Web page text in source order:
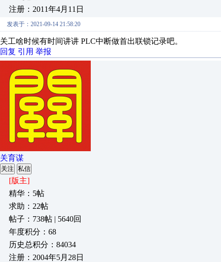
注册：2011年4月11日
发表于：2021-09-14 21:58:20
关工啥时候有时间讲讲 PLC中断做首出联锁记录吧。
回复 引用 举报
关育谋
关注 私信
[版主]
精华：5帖
求助：22帖
帖子：738帖 | 5640回
年度积分：68
历史总积分：84034
注册：2004年5月28日